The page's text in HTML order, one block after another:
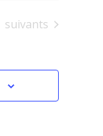
Évènements
suivants